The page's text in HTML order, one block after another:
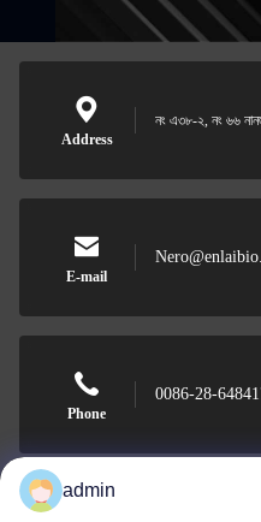
Address
নং এ৩৮-২, নং ৬৬
E-mail
Phone
0086-28-
admin